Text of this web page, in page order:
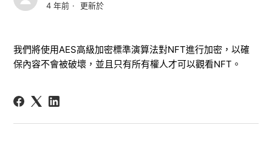
4 年前 更新於
我們將使用AES高級加密標準演算法對NFT進行加密，以確
保內容不會被破壞，並且只有所有權人才可以觀看NFT 。